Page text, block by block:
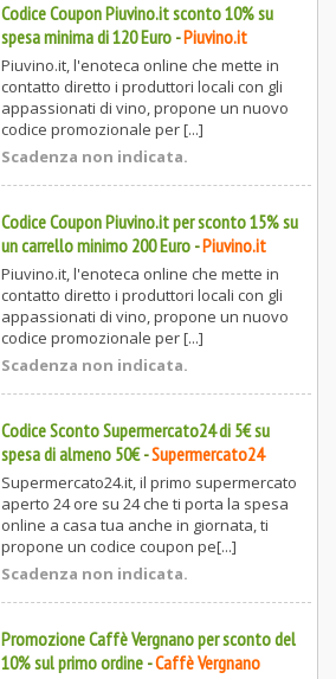
Codice Coupon Piuvino.it sconto 10% su
spesa minima di 120 Euro-Piuvino.it
Piuvino.it, l'enoteca online che mette in
contatto diretto i produttori locali con gli
appassionati di vino, propone un nuovo
codice promozionale per [...]
Scadenza non indicata.
Codice Coupon Piuvino.it per sconto 15% su
un carrello minimo 200 Euro-Piuvino.it
Piuvino.it, l'enoteca online che mette in
contatto diretto i produttori locali con gli
appassionati di vino, propone un nuovo
codice promozionale per [...]
Scadenza non indicata.
Codice Sconto Supermercato24 di 5€ su
spesa di almeno 50€-Supermercato24
Supermercato24.it, il primo supermercato
aperto 24 ore su 24 che ti porta la spesa
online a casa tua anche in giornata, ti
propone un codice coupon pe[...]
Scadenza non indicata.
Promozione Caffè Vergnano per sconto del
10% sul primo ordine-Caffè Vergnano